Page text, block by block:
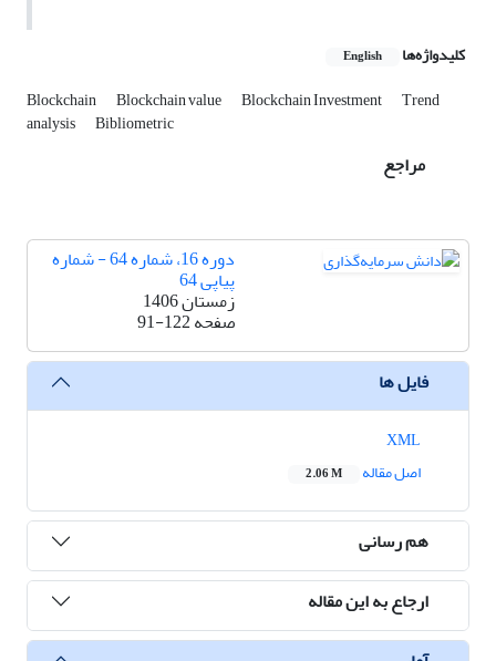
کلیدواژه‌ها English
Blockchain Blockchain value Blockchain Investment Trend
analysis Bibliometric
مراجع
دوره 16، شماره 64 - شماره
پیاپی 64
زمستان 1406
صفحه91-122
فایل ها
اصل مقاله
2.06 M
هم رسانی
ارجاع به این مقاله